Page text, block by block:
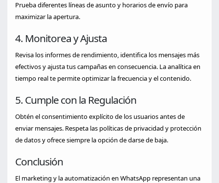
Prueba diferentes líneas de asunto y horarios de envío para
maximizar la apertura.
4. Monitorea y Ajusta
Revisa los informes de rendimiento, identifica los mensajes más
efectivos y ajusta tus campañas en consecuencia. La analítica en
tiempo real te permite optimizar la frecuencia y el contenido.
5. Cumple con la Regulación
Obtén el consentimiento explícito de los usuarios antes de
enviar mensajes. Respeta las políticas de privacidad y protección
de datos y ofrece siempre la opción de darse de baja.
Conclusión
El marketing y la automatización en WhatsApp representan una